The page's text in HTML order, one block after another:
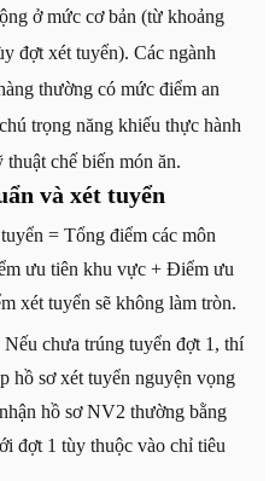
ở mức cơ bản (từ khoảng
đợt xét tuyển). Các ngành
thường có mức điểm an
trọng năng khiếu thực hành
chế biến món ăn.
và xét tuyển
= Tổng điểm các môn
ưu tiên khu vực + Điểm ưu
xét tuyển sẽ không làm tròn.
Nếu chưa trúng tuyển đợt 1, thí
hồ sơ xét tuyển nguyện vọng
hồ sơ NV2 thường bằng
đợt 1 tùy thuộc vào chỉ tiêu